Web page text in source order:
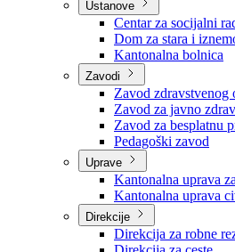
Služba za zajedničke
Služba za
Ustanove
Centar za socijalni rad
Dom za stara i
Kantonalna bolnica
Zavodi
Zavod zdravstvenog
Zavod za javno
Zavod za besplatnu
Pedagoški zavod
Uprave
Kantonalna uprava
Kantonalna uprava